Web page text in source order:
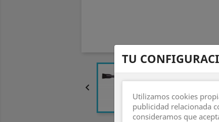

TU
Utilizamos cookies
publicidad relacionada
consideramos que